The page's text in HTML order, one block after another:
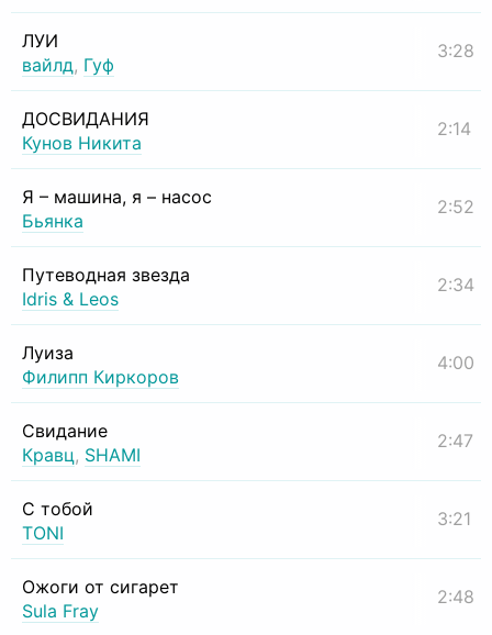
ЛУИ
вайлд, Гуф
3:28
ДОСВИДАНИЯ
Кунов Никита
2:14
Я – машина, я – насос
Бьянка
2:52
Путеводная звезда
Idris & Leos
2:34
Луиза
Филипп Киркоров
4:00
Свидание
Кравц, SHAMI
2:47
С тобой
TONI
3:21
Ожоги от сигарет
Sula Fray
2:48